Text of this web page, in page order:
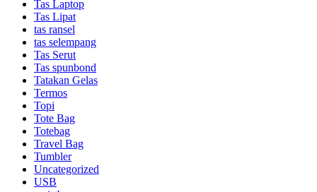
Tas Laptop
Tas Lipat
tas ransel
tas selempang
Tas Serut
Tas spunbond
Tatakan Gelas
Termos
Topi
Tote Bag
Totebag
Travel Bag
Tumbler
Uncategorized
USB